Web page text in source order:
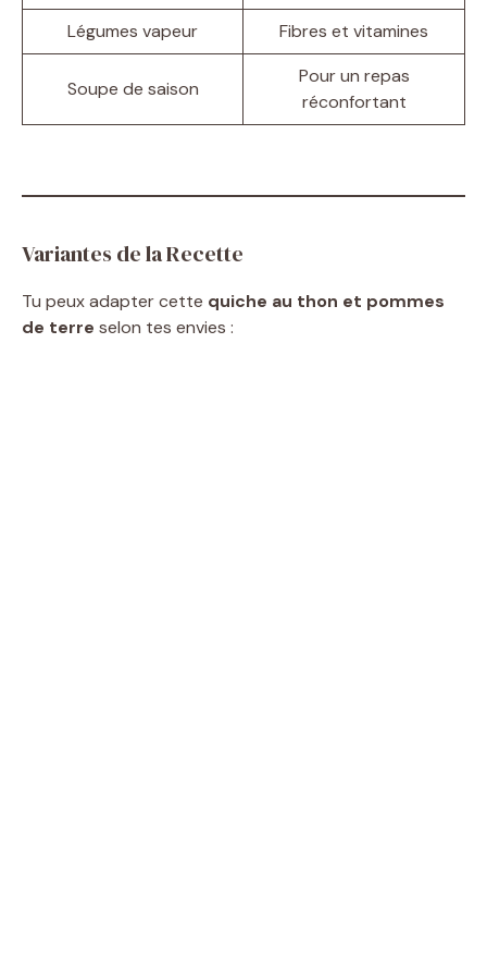
Légumes vapeur
Fibres et vitamines
Soupe de saison
Pour un repas
réconfortant
Variantes de la Recette
Tu peux adapter cette quiche au thon et pommes
de terre selon tes envies :